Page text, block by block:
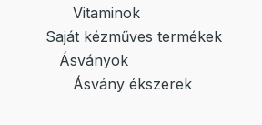
Vitaminok
Saját kézműves termékek
Ásványok
Ásvány ékszerek